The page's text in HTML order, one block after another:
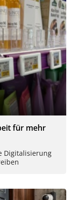
für mehr
Digitalisierung